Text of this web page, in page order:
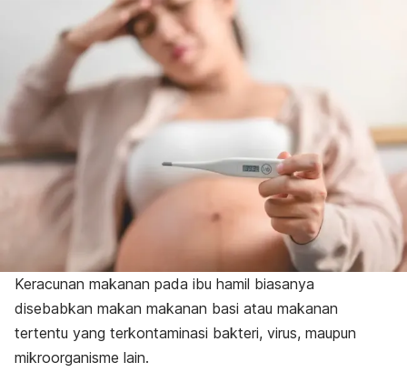
Keracunan makanan pada ibu hamil biasanya
disebabkan makan makanan basi atau makanan
tertentu yang terkontaminasi bakteri, virus, maupun
mikroorganisme lain.